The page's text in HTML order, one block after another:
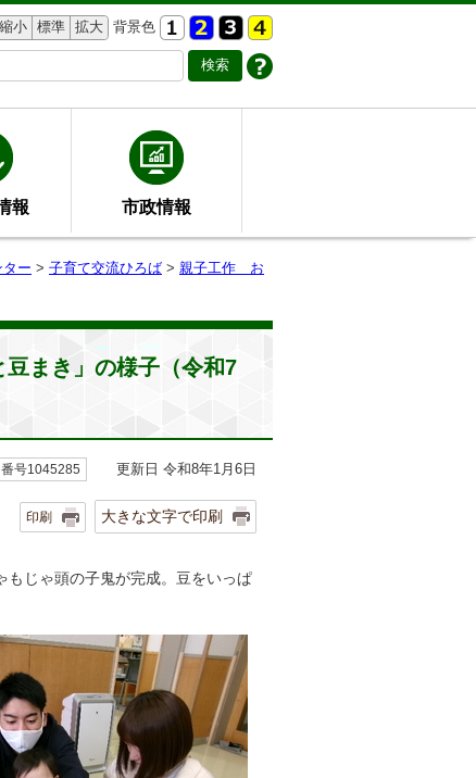
縮小 標準 拡大 背景色
報 市政情報
ー > 子育て交流ひろば > 親子工作 お
まき」の様子（令和7
号1045285 更新日 令和8年1月6日
印刷 大きな文字で印刷
もじゃ頭の子鬼が完成。豆をいっぱ